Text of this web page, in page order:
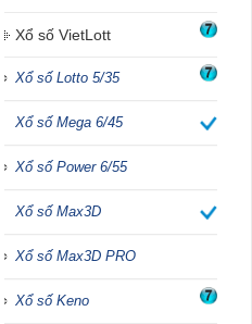
Xổ số VietLott
Xổ số Lotto 5/35
Xổ số Mega 6/45
Xổ số Power 6/55
Xổ số Max3D
Xổ số Max3D PRO
Xổ số Keno